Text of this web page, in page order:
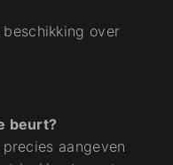
over
beurt?
aangeven